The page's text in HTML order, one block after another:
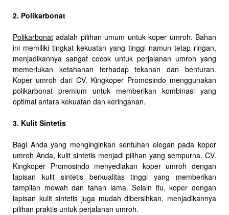
2. Polikarbonat
Polikarbonat adalah pilihan umum untuk koper umroh. Bahan
ini memiliki tingkat kekuatan yang tinggi namun tetap ringan,
menjadikannya sangat cocok untuk perjalanan umroh yang
memerlukan ketahanan terhadap tekanan dan benturan.
Koper umroh dari CV. Kingkoper Promosindo menggunakan
polikarbonat premium untuk memberikan kombinasi yang
optimal antara kekuatan dan keringanan.
3. Kulit Sintetis
Bagi Anda yang menginginkan sentuhan elegan pada koper
umroh Anda, kulit sintetis menjadi pilihan yang sempurna. CV.
Kingkoper Promosindo menyediakan koper umroh dengan
lapisan kulit sintetis berkualitas tinggi yang memberikan
tampilan mewah dan tahan lama. Selain itu, koper dengan
lapisan kulit sintetis juga mudah dibersihkan, menjadikannya
pilihan praktis untuk perjalanan umroh.